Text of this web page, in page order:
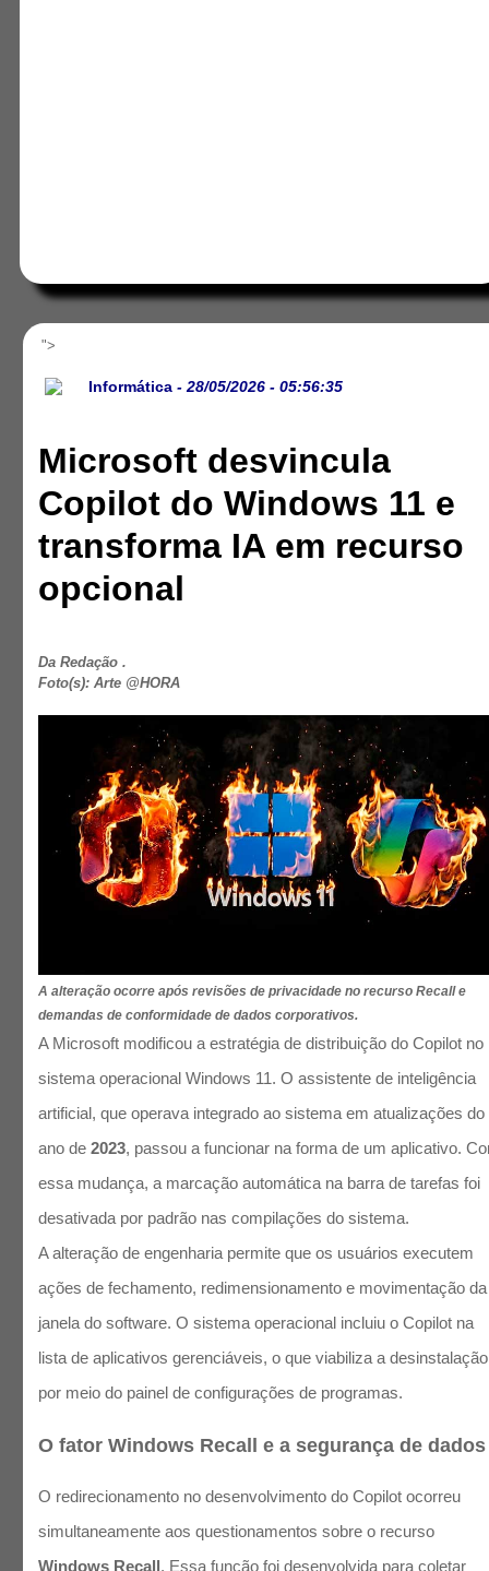
">
Informática - 28/05/2026 - 05:56:35
Microsoft desvincula
Copilot do Windows 11 e
transforma IA em recurso
opcional
Da Redação .
Foto(s): Arte @HORA
A alteração ocorre após revisões de privacidade no recurso Recall e
demandas de conformidade de dados corporativos.
A Microsoft modificou a estratégia de distribuição do Copilot no
sistema operacional Windows 11. O assistente de inteligência
artificial, que operava integrado ao sistema em atualizações do
ano de2023, passou a funcionar na forma de um aplicativo.
essa mudança, a marcação automática na barra de tarefas foi
desativada por padrão nas compilações do sistema.
A alteração de engenharia permite que os usuários executem
ações de fechamento, redimensionamento e movimentação da
janela do software. O sistema operacional incluiu o Copilot na
lista de aplicativos gerenciáveis, o que viabiliza a desinstalação
por meio do painel de configurações de programas.
O fator Windows Recall e a segurança de dados
O redirecionamento no desenvolvimento do Copilot ocorreu
simultaneamente aos questionamentos sobre o recurso
Windows Recall. Essa função foi desenvolvida para coletar